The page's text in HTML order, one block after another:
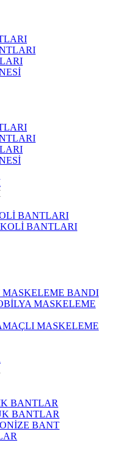
BANTLARI
BANTLARI
BANDI
MASKELEME
MASKELEME
BANTLAR
BANTLAR
BANT